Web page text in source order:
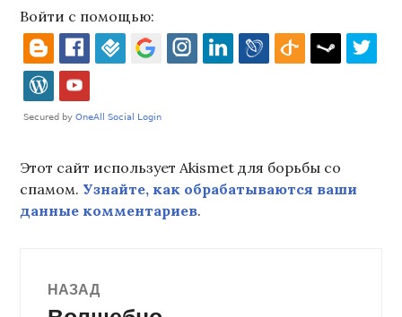
Войти с помощью:
Этот сайт использует Akismet для борьбы со
спамом. Узнайте, как обрабатываются ваши
данные комментариев.
Навигация
НАЗАД
Предыдущая